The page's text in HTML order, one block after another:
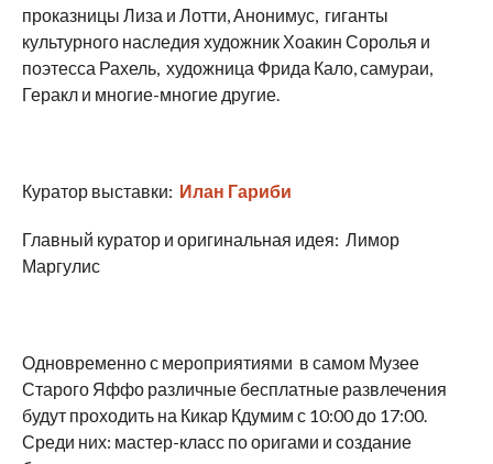
проказницы Лиза и Лотти, Анонимус, гиганты
культурного наследия художник Хоакин Соролья и
поэтесса Рахель, художница Фрида Кало, самураи,
Геракл и многие-многие другие.
Куратор выставки: Илан Гариби
Главный куратор и оригинальная идея: Лимор
Маргулис
Одновременно с мероприятиями в самом Музее
Старого Яффо различные бесплатные развлечения
будут проходить на Кикар Кдумим с 10:00 до 17:00.
Среди них: мастер-класс по оригами и создание